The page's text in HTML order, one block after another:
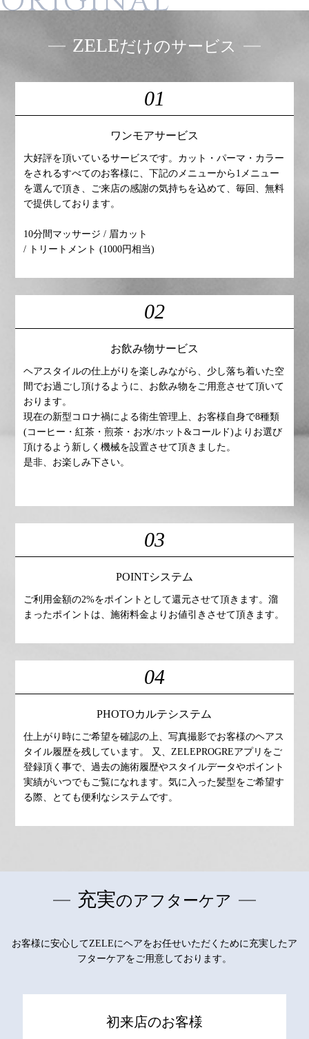
ZELEだけのサービス
01
ワンモアサービス
大好評を頂いているサービスです。カット・パーマ・カラー
をされるすべてのお客様に、下記のメニューから1メニュー
を選んで頂き、ご来店の感謝の気持ちを込めて、毎回、無料
で提供しております。
10分間マッサージ / 眉カット
/ トリートメント (1000円相当)
02
お飲み物サービス
ヘアスタイルの仕上がりを楽しみながら、少し落ち着いた空
間でお過ごし頂けるように、お飲み物をご用意させて頂いて
おります。
現在の新型コロナ禍による衛生管理上、お客様自身で8種類
(コーヒー・紅茶・煎茶・お水/ホット&コールド)よりお選び
頂けるよう新しく機械を設置させて頂きました。
是非、お楽しみ下さい。
03
POINTシステム
ご利用金額の2%をポイントとして還元させて頂きます。溜
まったポイントは、施術料金よりお値引きさせて頂きます。
04
PHOTOカルテシステム
仕上がり時にご希望を確認の上、写真撮影でお客様のヘアス
タイル履歴を残しています。 又、ZELEPROGREアプリをご
登録頂く事で、過去の施術履歴やスタイルデータやポイント
実績がいつでもご覧になれます。気に入った髪型をご希望す
る際、とても便利なシステムです。
充実のアフターケア
お客様に安心してZELEにヘアをお任せいただくために充実したア
フターケアをご用意しております。
初来店のお客様